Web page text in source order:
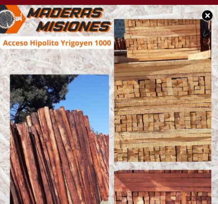
×
SOCIEDAD
Se comenzó a realizar
la vereda nueva sobre
calle San Martín de la
escuela 1